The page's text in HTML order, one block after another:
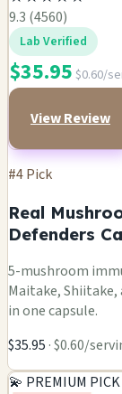
9.3 (4560)
Lab Verified
$35.95 $0.60/
View Review
#4 Pick
Real
Defenders
5-mushroom
Maitake,
in one capsule.
$35.95 · $0.60/
💫 PREMIUM